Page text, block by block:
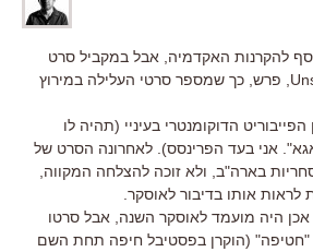
להקרנות האקדמיה, אבל במקביל סרט
אחר, משהו שנקרא Unseen, פרש, כך שמספר סרטי העלילה במירוץ
הדוקומנטרי בעיניי (תהיה לו
אני בעד הפרינסס). לאחרונה הסרט של
בארה"ב, ולא זוכה להצלחה המקווה,
אותו בדיבור לאוסקר.
אכן היה מועמד לאוסקר השנה, אבל סרטו
(הוקרן בפסטיבל חיפה תחת השם